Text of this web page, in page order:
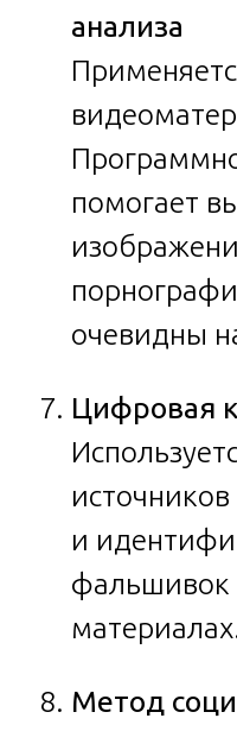
анализа
помогает
очевидны
Цифровая
и
фальшивок
Метод